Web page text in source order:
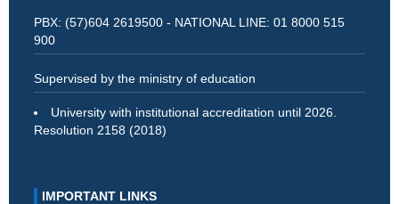
PBX: (57)604 2619500 - NATIONAL LINE: 01 8000 515
900
Supervised by the ministry of education
University with institutional accreditation until 2026.
Resolution 2158 (2018)
IMPORTANT LINKS